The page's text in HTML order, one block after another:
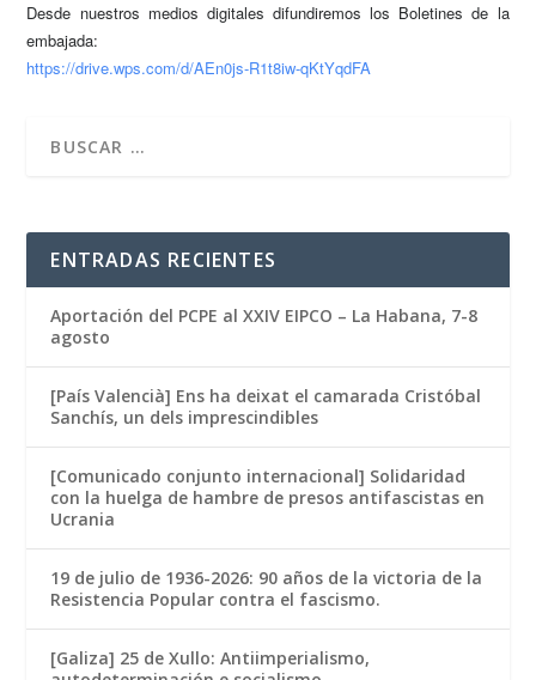
Desde nuestros medios digitales difundiremos los Boletines de la
embajada:
https://drive.wps.com/d/AEn0js-R1t8iw-qKtYqdFA
ENTRADAS RECIENTES
Aportación del PCPE al XXIV EIPCO – La Habana, 7-8
agosto
[País Valencià] Ens ha deixat el camarada Cristóbal
Sanchís, un dels imprescindibles
[Comunicado conjunto internacional] Solidaridad
con la huelga de hambre de presos antifascistas en
Ucrania
19 de julio de 1936-2026: 90 años de la victoria de la
Resistencia Popular contra el fascismo.
[Galiza] 25 de Xullo: Antiimperialismo,